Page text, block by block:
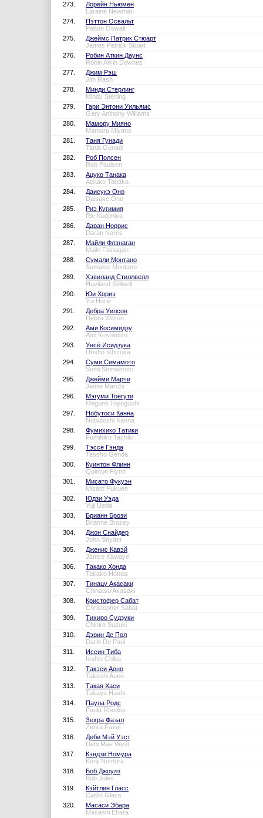
273.
Лорейн Ньюмен
Laraine Newman
274.
Пэттон Освальт
Patton Oswalt
275.
Джеймс Патрик Стюарт
James Patrick Stuart
276.
Робин Аткин Даунс
Robin Atkin Downes
277.
Джим Рэш
Jim Rash
278.
Минди Стерлинг
Mindy Sterling
279.
Гари Энтони Уильямс
Gary Anthony Williams
280.
Мамору Мияно
Mamoru Miyano
281.
Таня Гунади
Tania Gunadi
282.
Роб Полсен
Rob Paulsen
283.
Ацуко Танака
Atsuko Tanaka
284.
Даисукэ Оно
Daisuke Ono
285.
Риэ Кугимия
Rie Kugimiya
286.
Даран Норрис
Daran Norris
287.
Майли Флэнаган
Maile Flanagan
288.
Сумали Монтано
Sumalee Montano
289.
Хэвиланд Стиллвелл
Haviland Stillwell
290.
Юи Хориэ
Yui Horie
291.
Дебра Уилсон
Debra Wilson
292.
Ами Косимидзу
Ami Koshimizu
293.
Унсё Исидзука
Unsho Ishizuka
294.
Суми Симамото
Sumi Shimamoto
295.
Джейми Марчи
Jamie Marchi
296.
Мэгуми Тоёгути
Megumi Toyoguchi
297.
Нобутоси Канна
Nobutoshi Kanna
298.
Фумихико Татики
Fumihiko Tachiki
299.
Тэссё Гэнда
Tessho Genda
300.
Куинтон Флинн
Quinton Flynn
301.
Мисато Фукуэн
Misato Fukuen
302.
Юдзи Уэда
Yuji Ueda
303.
Брианн Брози
Brianne Brozey
304.
Джон Снайдер
John Snyder
305.
Дженис Кавэй
Janice Kawaye
306.
Такако Хонда
Takako Honda
307.
Тинацу Акасаки
Chinatsu Akasaki
308.
Кристофер Сабат
Christopher Sabat
309.
Тихиро Судзуки
Chihiro Suzuki
310.
Дэрин Де Пол
Darin De Paul
311.
Иссин Тиба
Isshin Chiba
312.
Такэси Аоно
Takeshi Aono
313.
Такая Хаси
Takaya Hashi
314.
Паула Родс
Paula Rhodes
315.
Зехра Фазал
Zehra Fazal
316.
Деби Мэй Уэст
Debi Mae West
317.
Кэндзи Номура
Kenji Nomura
318.
Боб Джоулз
Bob Joles
319.
Кэйтлин Гласс
Caitlin Glass
320.
Масаси Эбара
Masashi Ebara